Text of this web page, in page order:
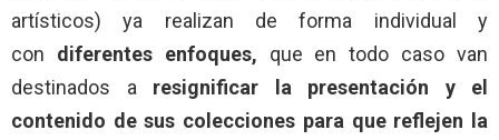
artísticos) ya realizan de forma individual y
con diferentes enfoques, que en todo caso van
destinados a resignificar la presentación y el
contenido de sus colecciones para que reflejen la